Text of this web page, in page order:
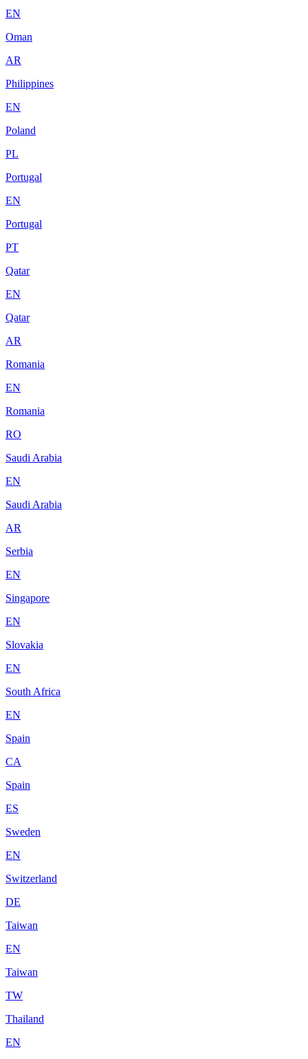
EN
Oman
AR
Philippines
EN
Poland
PL
Portugal
EN
Portugal
PT
Qatar
EN
Qatar
AR
Romania
EN
Romania
RO
Saudi Arabia
EN
Saudi Arabia
AR
Serbia
EN
Singapore
EN
Slovakia
EN
South Africa
EN
Spain
CA
Spain
ES
Sweden
EN
Switzerland
DE
Taiwan
EN
Taiwan
TW
Thailand
EN